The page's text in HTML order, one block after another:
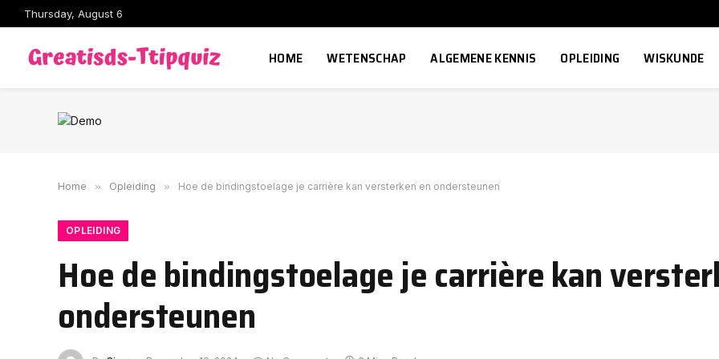
Thursday, August 6
HOME WETENSCHAP ALGEMENE KENNIS OPLEIDING WISKUNDE
Home » Opleiding » Hoe de bindingstoelage je carrière kan versterken en ondersteunen
OPLEIDING
Hoe de bindingstoelage je carrière kan
ondersteunen